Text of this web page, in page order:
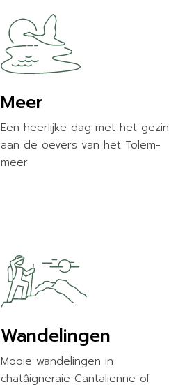
Meer
Een heerlijke dag met het gezin
aan de oevers van het Tolem-
meer
Wandelingen
Mooie wandelingen in
chatâigneraie Cantalienne of